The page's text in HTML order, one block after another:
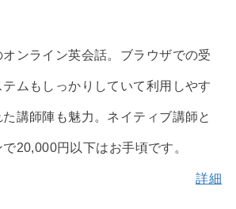
ンライン英会話。ブラウザでの受
ムもしっかりしていて利用しやす
講師陣も魅力。ネイティブ講師と
20,000円以下はお手頃です。
詳細